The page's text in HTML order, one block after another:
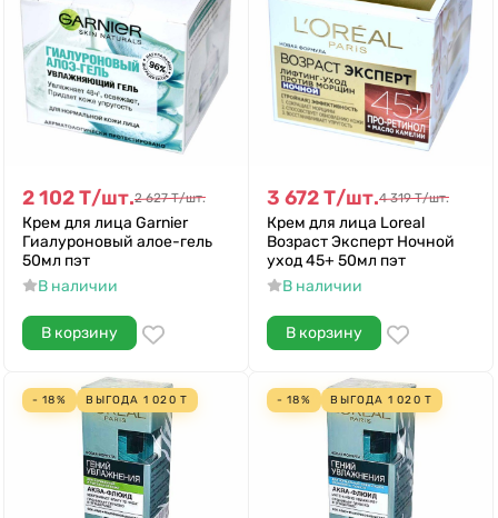
2 102Т/шт.2 627 Т/шт.
Крем для лица Garnier
Гиалуроновый алое-гель
50мл пэт
В наличии
В корзину
3 672Т/шт.4 319 Т/шт.
Крем для лица Loreal
Возраст Эксперт Ночной
уход 45+ 50мл пэт
В наличии
В корзину
- 18% ВЫГОДА 1 020 Т - 18% ВЫГОДА 1 020 Т